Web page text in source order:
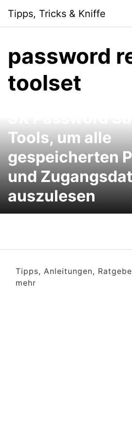
content
Tipps, Tricks & Kniffe
password
toolset
Tools, um alle
gespeicherten
und
auszulesen
Tipps, Anleitungen,
mehr